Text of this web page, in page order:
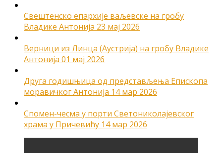
Свештенско епархије ваљевске на гробу
Владике Антонија 23 мај 2026
Верници из Линца (Аустрија) на гробу Владике
Антонија 01 мај 2026
Друга годишњица од представљења Епископа
моравичког Антонија 14 мар 2026
Спомен-чесма у порти Светониколајевског
храма у Причевићу 14 мар 2026